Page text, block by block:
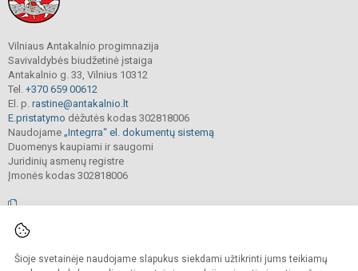
Šioje svetainėje naudojame slapukus siekdami užtikrinti jums teikiamų
Vilniaus Antakalnio progimnazija
Savivaldybės biudžetinė įstaiga
Antakalnio g. 33, Vilnius 10312
Tel. +370 659 00612
El. p. rastine@antakalnio.lt
E.pristatymo dėžutės kodas 302818006
Naudojame „Integrra“ el. dokumentų sistemą
Duomenys kaupiami ir saugomi
Juridinių asmenų registre
Įmonės kodas 302818006
Kopijuoti, cituoti ar kitaip atvaizduoti internetinės svetainės turinį be raštiško